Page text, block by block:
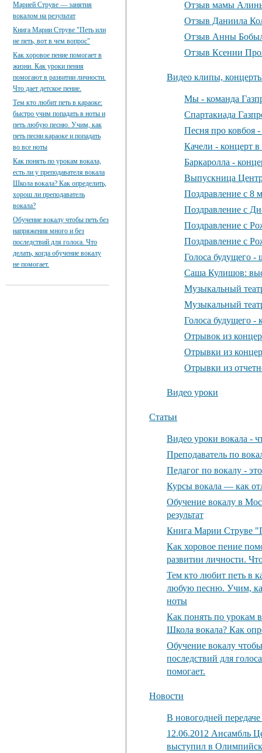
Отзыв мамы
Отзыв Даниила
Отзыв Анны
Отзыв Ксении
Видео клипы,
Мы - команда
Спартакиада
Песня про
Качели - концерт
Баркаролла -
Выпускница
Поздравление с 8
Поздравление с
Поздравление с
Поздравление с
Голоса будущего -
Саша Кулишов:
Музыкальный
Музыкальный
Голоса будущего -
Отрывок из
Отрывки из
Отрывки из
Видео уроки
Статьи
Видео уроки вокала -
Преподаватель по
Педагог по вокалу -
Курсы вокала — как
Обучение вокалу в
результат
Книга Марии Струве
Как хоровое пение
развитии личности.
Тем кто любит петь в
любую песню. Учим,
ноты
Как понять по урокам
Школа вокала? Как
Обучение вокалу
последствий для
помогает.
Новости
В новогодней
12.06.2012 Ансамбль
выступил в
Марией Струве — занятия
вокалом на результат
Книга Марии Струве "Петь или
не петь, вот в чем вопрос"
Как хоровое пение помогает в
жизни. Как уроки пения
помогают в развитии личности.
Что дает детское пение.
Тем кто любит петь в караоке:
быстро учим попадать в ноты и
петь любую песню. Учим, как
петь песни караоке и попадать
во все ноты
Как понять по урокам вокала,
есть ли у преподавателя вокала
Школа вокала? Как определить,
хорош ли преподаватель
вокала?
Обучение вокалу чтобы петь без
напряжения много и без
последствий для голоса. Что
делать, когда обучение вокалу
не помогает.